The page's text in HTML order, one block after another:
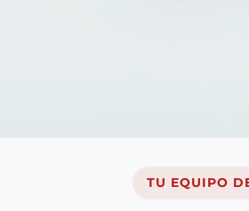
TU EQUIPO